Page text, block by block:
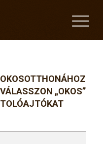
OKOSOTTHONÁHOZ
VÁLASSZON „OKOS”
TOLÓAJTÓKAT